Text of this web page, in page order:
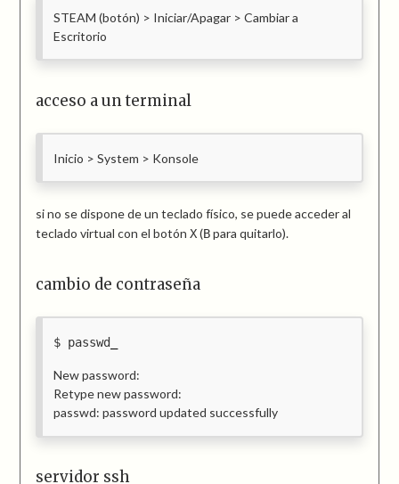
STEAM (botón) > Iniciar/Apagar > Cambiar a
Escritorio
acceso a un terminal
Inicio > System > Konsole
si no se dispone de un teclado físico, se puede acceder al
teclado virtual con el botón X(Bpara quitarlo).
cambio de contraseña
passwd
New password:
Retype new password:
passwd: password updated successfully
servidor ssh